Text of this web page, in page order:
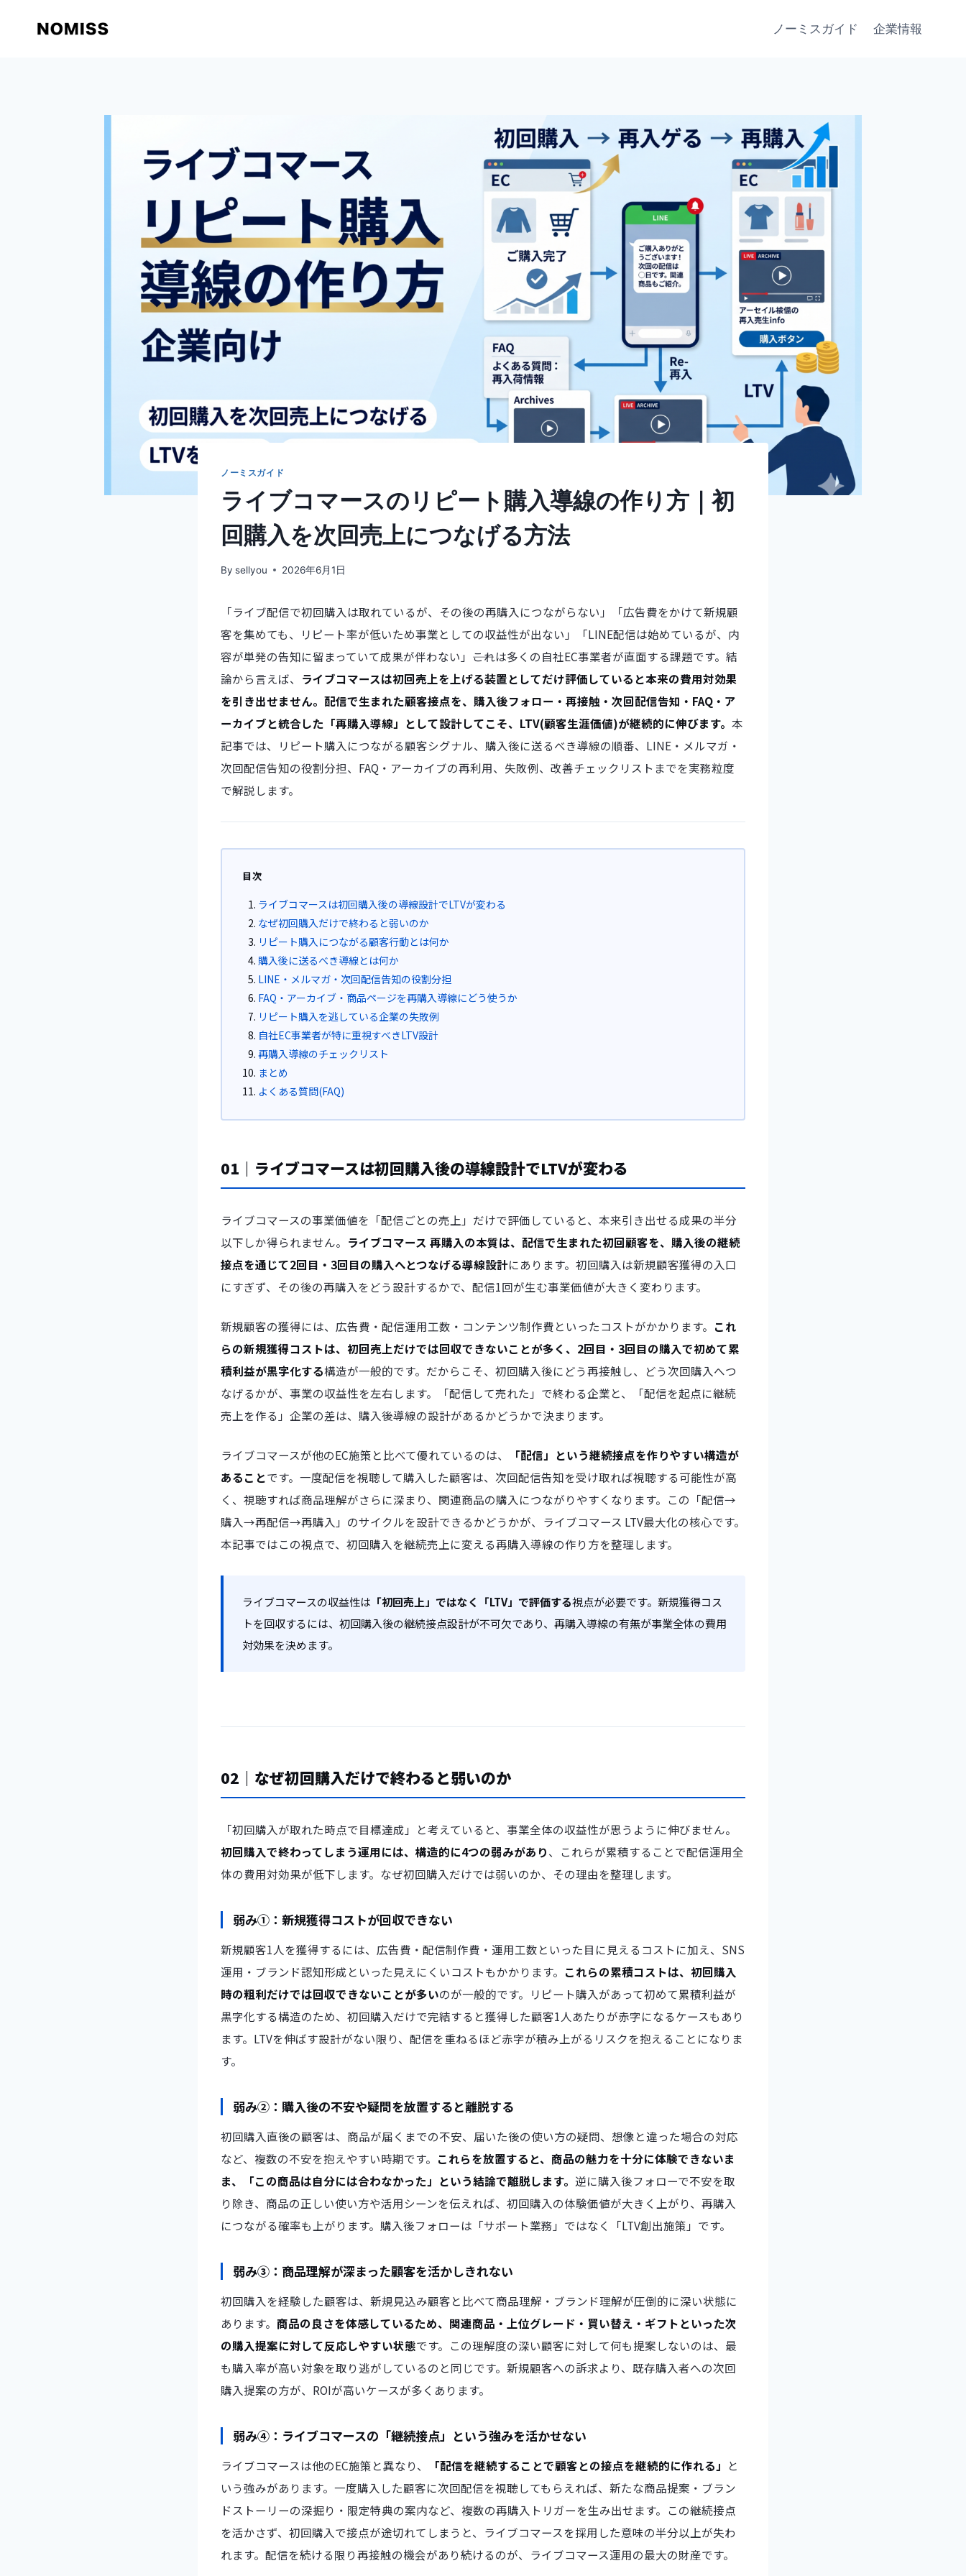
ノーミスガイド 企業情報
ノーミスガイド
ライブコマースのリピート購入導線の作り方｜初
回購入を次回売上につなげる方法
By sellyou 2026年6月1日
「ライブ配信で初回購入は取れているが、その後の再購入につながらない」「広告費をかけて新規顧
客を集めても、リピート率が低いため事業としての収益性が出ない」「LINE配信は始めているが、内
容が単発の告知に留まっていて成果が伴わない」――これは多くの自社EC事業者が直面する課題です。結
論から言えば、 ライブコマースは初回売上を上げる装置としてだけ評価していると本来の費用対効果
を引き出せません。配信で生まれた顧客接点を、購入後フォロー・再接触・次回配信告知・FAQ・ア
ーカイブと統合した「再購入導線」として設計してこそ、LTV(顧客生涯価値)が継続的に伸びます。 本
記事では、リピート購入につながる顧客シグナル、購入後に送るべき導線の順番、LINE・メルマガ・
次回配信告知の役割分担、FAQ・アーカイブの再利用、失敗例、改善チェックリストまでを実務粒度
で解説します。
目次
ライブコマースは初回購入後の導線設計でLTVが変わる
なぜ初回購入だけで終わると弱いのか
リピート購入につながる顧客行動とは何か
購入後に送るべき導線とは何か
LINE・メルマガ・次回配信告知の役割分担
FAQ・アーカイブ・商品ページを再購入導線にどう使うか
リピート購入を逃している企業の失敗例
自社EC事業者が特に重視すべきLTV設計
再購入導線のチェックリスト
まとめ
よくある質問(FAQ)
01｜ライブコマースは初回購入後の導線設計でLTVが変わる
ライブコマースの事業価値を「配信ごとの売上」だけで評価していると、本来引き出せる成果の半分
以下しか得られません。 ライブコマース 再購入の本質は、配信で生まれた初回顧客を、購入後の継続
接点を通じて2回目・3回目の購入へとつなげる導線設計にあります。初回購入は新規顧客獲得の入口
にすぎず、その後の再購入をどう設計するかで、配信1回が生む事業価値が大きく変わります。
新規顧客の獲得には、広告費・配信運用工数・コンテンツ制作費といったコストがかかります。 これ
らの新規獲得コストは、初回売上だけでは回収できないことが多く、2回目・3回目の購入で初めて累
積利益が黒字化する構造が一般的です。だからこそ、初回購入後にどう再接触し、どう次回購入へつ
なげるかが、事業の収益性を左右します。「配信して売れた」で終わる企業と、「配信を起点に継続
売上を作る」企業の差は、購入後導線の設計があるかどうかで決まります。
ライブコマースが他のEC施策と比べて優れているのは、
「配信」という継続接点を作りやすい構造が
あることです。一度配信を視聴して購入した顧客は、次回配信告知を受け取れば視聴する可能性が高
く、視聴すれば商品理解がさらに深まり、関連商品の購入につながりやすくなります。この「配信→
購入→再配信→再購入」のサイクルを設計できるかどうかが、ライブコマース LTV最大化の核心です。
本記事ではこの視点で、初回購入を継続売上に変える再購入導線の作り方を整理します。
ライブコマースの収益性は 「初回売上」ではなく「LTV」で評価する視点が必要です。新規獲得コス
トを回収するには、初回購入後の継続接点設計が不可欠であり、再購入導線の有無が事業全体の費用
対効果を決めます。
02｜なぜ初回購入だけで終わると弱いのか
「初回購入が取れた時点で目標達成」と考えていると、事業全体の収益性が思うように伸びません。
初回購入で終わってしまう運用には、構造的に4つの弱みがあり、これらが累積することで配信運用全
体の費用対効果が低下します。なぜ初回購入だけでは弱いのか、その理由を整理します。
弱み①：新規獲得コストが回収できない
新規顧客1人を獲得するには、広告費・配信制作費・運用工数といった目に見えるコストに加え、SNS
運用・ブランド認知形成といった見えにくいコストもかかります。 これらの累積コストは、初回購入
時の粗利だけでは回収できないことが多いのが一般的です。リピート購入があって初めて累積利益が
黒字化する構造のため、初回購入だけで完結すると獲得した顧客1人あたりが赤字になるケースもあり
ます。LTVを伸ばす設計がない限り、配信を重ねるほど赤字が積み上がるリスクを抱えることになりま
す。
弱み②：購入後の不安や疑問を放置すると離脱する
初回購入直後の顧客は、商品が届くまでの不安、届いた後の使い方の疑問、想像と違った場合の対応
など、複数の不安を抱えやすい時期です。 これらを放置すると、商品の魅力を十分に体験できないま
ま、「この商品は自分には合わなかった」という結論で離脱します。 逆に購入後フォローで不安を取
り除き、商品の正しい使い方や活用シーンを伝えれば、初回購入の体験価値が大きく上がり、再購入
につながる確率も上がります。購入後フォローは「サポート業務」ではなく「LTV創出施策」です。
弱み③：商品理解が深まった顧客を活かしきれない
初回購入を経験した顧客は、新規見込み顧客と比べて商品理解・ブランド理解が圧倒的に深い状態に
あります。 商品の良さを体感しているため、関連商品・上位グレード・買い替え・ギフトといった次
の購入提案に対して反応しやすい状態です。この理解度の深い顧客に対して何も提案しないのは、最
も購入率が高い対象を取り逃がしているのと同じです。新規顧客への訴求より、既存購入者への次回
購入提案の方が、ROIが高いケースが多くあります。
弱み④：ライブコマースの「継続接点」という強みを活かせない
ライブコマースは他のEC施策と異なり、 「配信を継続することで顧客との接点を継続的に作れる」 と
いう強みがあります。一度購入した顧客に次回配信を視聴してもらえれば、新たな商品提案・ブラン
ドストーリーの深掘り・限定特典の案内など、複数の再購入トリガーを生み出せます。この継続接点
を活かさず、初回購入で接点が途切れてしまうと、ライブコマースを採用した意味の半分以上が失わ
れます。配信を続ける限り再接触の機会があり続けるのが、ライブコマース運用の最大の財産です。